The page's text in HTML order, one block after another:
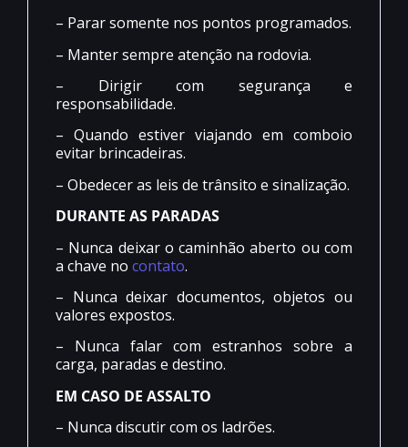
– Parar somente nos pontos programados.
– Manter sempre atenção na rodovia.
– Dirigir com segurança e
responsabilidade.
– Quando estiver viajando em comboio
evitar brincadeiras.
– Obedecer as leis de trânsito e sinalização.
DURANTE AS PARADAS
– Nunca deixar o caminhão aberto ou com
a chave no contato.
– Nunca deixar documentos, objetos ou
valores expostos.
– Nunca falar com estranhos sobre a
carga, paradas e destino.
EM CASO DE ASSALTO
– Nunca discutir com os ladrões.